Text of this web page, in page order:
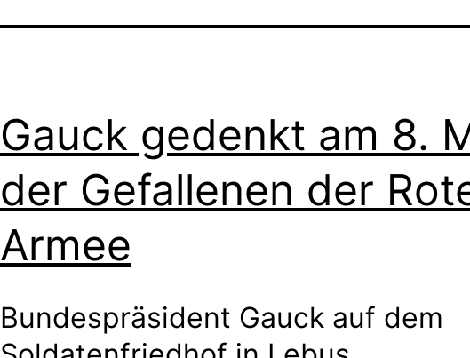
Gauck gedenkt am 8.
der Gefallenen der
Armee
Bundespräsident Gauck auf dem